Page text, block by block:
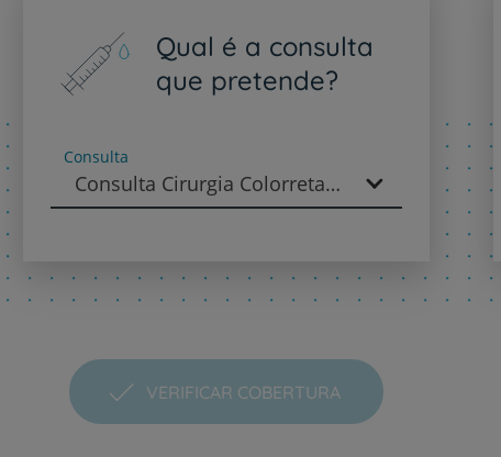
CUF Academic Center
Para profissionais
Sobre nós
Contacte-nos
PT EN
Qual é a consulta
que pretende?
Consulta
Consulta Cirurgia Colorretal - Cirurgia Geral
VERIFICAR COBERTURA